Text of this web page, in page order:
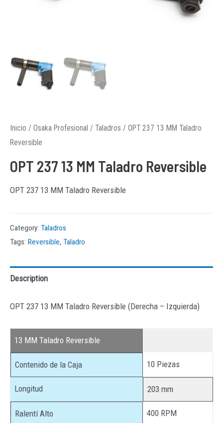
Inicio / Osaka Profesional / Taladros / OPT 237 13 MM Taladro
Reversible
OPT 237 13 MM Taladro Reversible
OPT 237 13 MM Taladro Reversible
Category: Taladros
Tags: Reversible, Taladro
Description
OPT 237 13 MM Taladro Reversible (Derecha – Izquierda)
13 MM Taladro Reversible
Contenido de la Caja 10 Piezas
Longitud 203 mm
Ralentí Alto 400 RPM